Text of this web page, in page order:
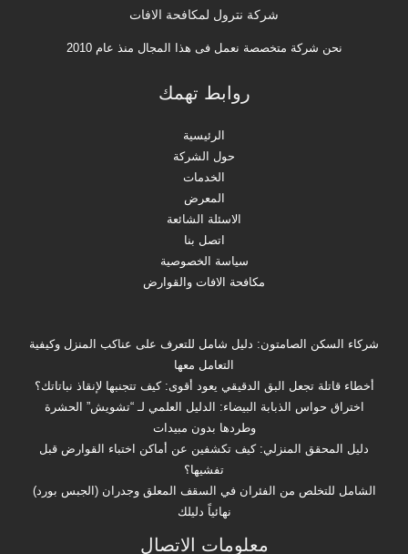
شركة نترول لمكافحة الافات
نحن شركة متخصصة نعمل فى هذا المجال منذ عام 2010
روابط تهمك
الرئيسية
حول الشركة
الخدمات
المعرض
الاسئلة الشائعة
اتصل بنا
سياسة الخصوصية
مكافحة الافات والقوارض
شركاء السكن الصامتون: دليل شامل للتعرف على عناكب المنزل وكيفية
التعامل معها
أخطاء قاتلة تجعل البق الدقيقي يعود أقوى: كيف تتجنبها لإنقاذ نباتاتك؟
اختراق حواس الذبابة البيضاء: الدليل العلمي لـ “تشويش” الحشرة
وطردها بدون مبيدات
دليل المحقق المنزلي: كيف تكشفين عن أماكن اختباء القوارض قبل
تفشيها؟
الشامل للتخلص من الفئران في السقف المعلق وجدران (الجبس بورد)
نهائياً دليلك
معلومات الاتصال